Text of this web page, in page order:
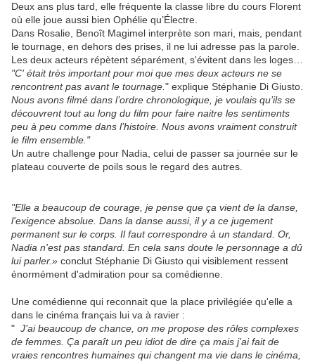
Deux ans plus tard, elle fréquente la classe libre du cours Florent
où elle joue aussi bien Ophélie qu’Électre.
Dans Rosalie, Benoît Magimel interprète son mari, mais, pendant
le tournage, en dehors des prises, il ne lui adresse pas la parole.
Les deux acteurs répètent séparément, s'évitent dans les loges…
"C' était très important pour moi que mes deux acteurs ne se
rencontrent pas avant le tournage. " explique Stéphanie Di Giusto.
Nous avons filmé dans l’ordre chronologique, je voulais qu’ils se
découvrent tout au long du film pour faire naitre les sentiments
peu à peu comme dans l’histoire. Nous avons vraiment construit
le film ensemble."
Un autre challenge pour Nadia, celui de passer sa journée sur le
plateau couverte de poils sous le regard des autres.
"Elle a beaucoup de courage, je pense que ça vient de la danse,
l'exigence absolue. Dans la danse aussi, il y a ce jugement
permanent sur le corps. Il faut correspondre à un standard. Or,
Nadia n'est pas standard. En cela sans doute le personnage a dû
lui parler.» conclut Stéphanie Di Giusto qui visiblement ressent
énormément d'admiration pour sa comédienne.
Une comédienne qui reconnait que la place privilégiée qu'elle a
dans le cinéma français lui va à ravier :
" J’ai beaucoup de chance, on me propose des rôles complexes
de femmes. Ça paraît un peu idiot de dire ça mais j’ai fait de
vraies rencontres humaines qui changent ma vie dans le cinéma,